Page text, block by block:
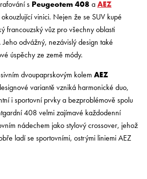
s Peugeotem 408 aAEZ
vinici. Nejen že se SUV kupé
francouzský vůz pro všechny oblasti
odvážný, nezávislý design také
úspěchy ze země módy.
dvoupaprskovým kolem AEZ
variantě vzniká harmonické duo,
i sportovní prvky a bezproblémově spolu
408 velmi zajímavé každodenní
nádechem jako stylový crossover, jehož
ladí se sportovními, ostrými liniemi AEZ